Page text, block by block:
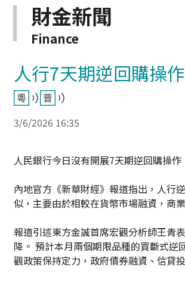
財金新聞
Finance
人行7天期逆回購操
3/6/2026 16:35
人民銀行今日沒有開展7天期逆回購操
內地官方《新華財經》報道指出，人行
似，主要由於相較在貨幣市場融資，商
報道引述東方金誠首席宏觀分析師王青
降。 預計本月兩個期限品種的買斷式
觀政策保持定力，政府債券融資、信貸